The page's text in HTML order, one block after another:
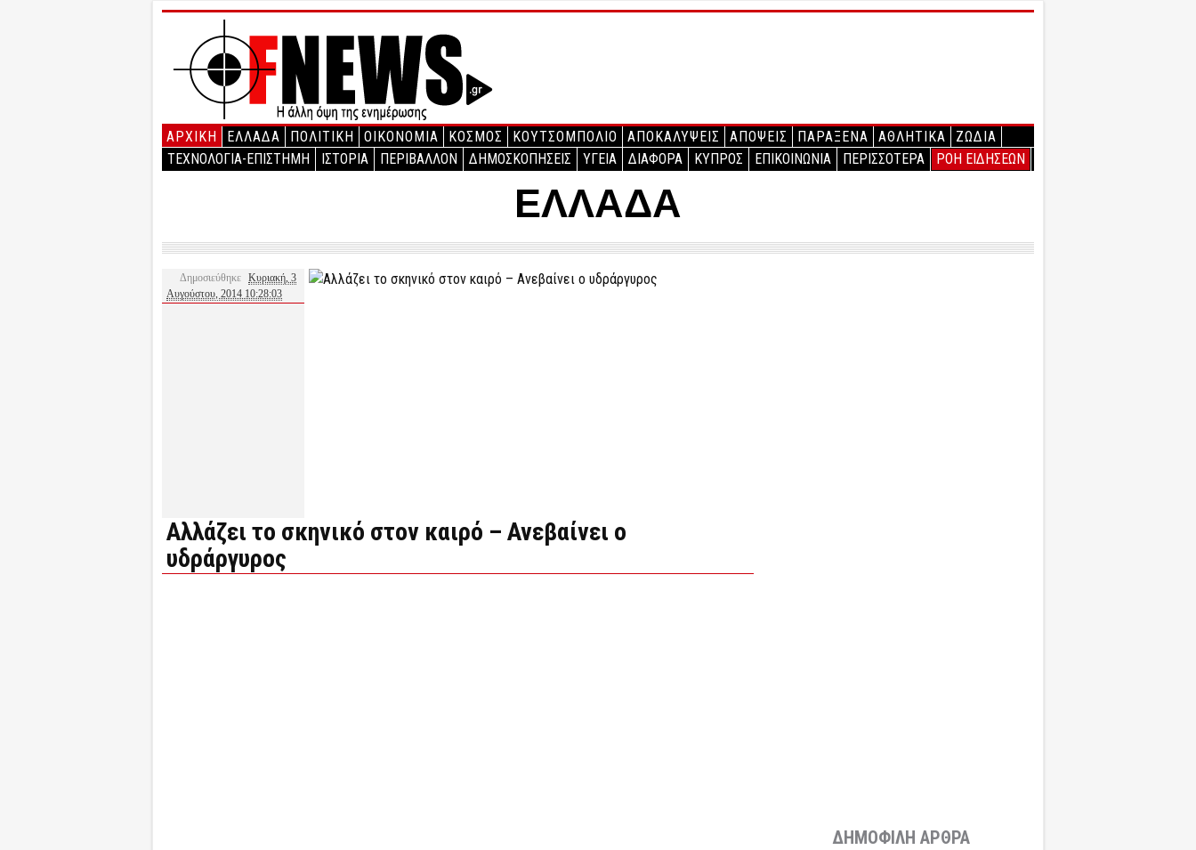
ΑΡΧΙΚΉ ΕΛΛΑΔΑ ΠΟΛΙΤΙΚΗ ΟΙΚΟΝΟΜΙΑ ΚΟΣΜΟΣ ΚΟΥΤΣΟΜΠΟΛΙΟ ΑΠΟΚΑΛΥΨΕΙΣ ΑΠΟΨΕΙΣ ΠΑΡΑΞΕΝΑ ΑΘΛΗΤΙΚΑ
ΖΩΔΙΑ
ΤΕΧΝΟΛΟΓΙΑ-ΕΠΙΣΤΗΜΗ
ΙΣΤΟΡΙΑ ΠΕΡΙΒΑΛΛΟΝ ΔΗΜΟΣΚΟΠΗΣΕΙΣ ΥΓΕΙΑ ΔΙΑΦΟΡΑ ΚΥΠΡΟΣ ΕΠΙΚΟΙΝΩΝΙΑ ΠΕΡΙΣΣΟΤΕΡΑ ΡΟΗ ΕΙΔΗΣΕΩΝ
ΕΛΛΑΔΑ
Δημοσιεύθηκε Κυριακή, 3
Αυγούστου, 2014 10:28:03
Αλλάζει το σκηνικό στον καιρό – Ανεβαίνει ο
υδράργυρος
ΔΗΜΟΦΙΛΗ ΑΡΘΡΑ